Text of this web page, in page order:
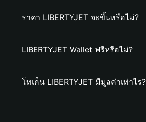
ราคา LIBERTYJET จะขึ้นหรือไม่?
LIBERTYJET Wallet ฟรีหรือไม่?
โทเค็น LIBERTYJET มีมูลค่าเท่าไร?